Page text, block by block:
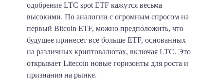
одобрение LTC spot ETF кажутся весьма
высокими. По аналогии с огромным спросом на
первый Bitcoin ETF, можно предположить, что
будущее принесет все больше ETF, основанных
на различных криптовалютах, включая LTC. Это
открывает Litecoin новые горизонты для роста и
признания на рынке.